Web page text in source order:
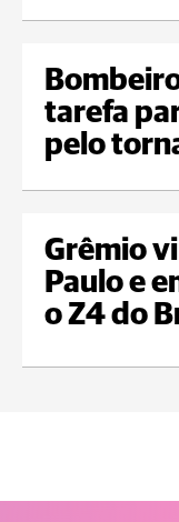
tarefa
pelo
Grêmio
Paulo e
o Z4 do